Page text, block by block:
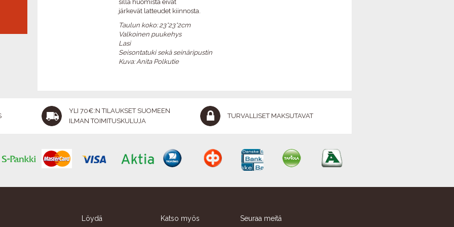
sillä huomista eivät
järkevät latteudet kiinnosta.
Taulun koko: 23*23*2cm
Valkoinen puukehys
Lasi
Seisontatuki sekä seinäripustin
Kuva: Anita Polkutie
YLI 70€:N TILAUKSET SUOMEEN
ILMAN TOIMITUSKULUJA
TURVALLISET MAKSUTAVAT
Löydä Katso myös Seuraa meitä